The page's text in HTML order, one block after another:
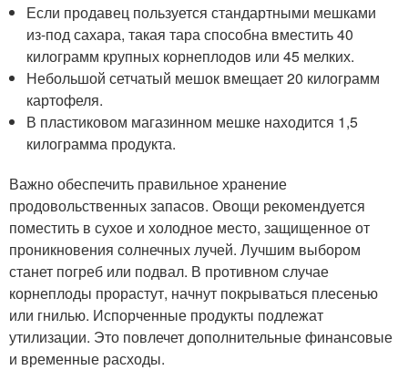
Если продавец пользуется стандартными мешками
из-под сахара, такая тара способна вместить 40
килограмм крупных корнеплодов или 45 мелких.
Небольшой сетчатый мешок вмещает 20 килограмм
картофеля.
В пластиковом магазинном мешке находится 1,5
килограмма продукта.
Важно обеспечить правильное хранение
продовольственных запасов. Овощи рекомендуется
поместить в сухое и холодное место, защищенное от
проникновения солнечных лучей. Лучшим выбором
станет погреб или подвал. В противном случае
корнеплоды прорастут, начнут покрываться плесенью
или гнилью. Испорченные продукты подлежат
утилизации. Это повлечет дополнительные финансовые
и временные расходы.